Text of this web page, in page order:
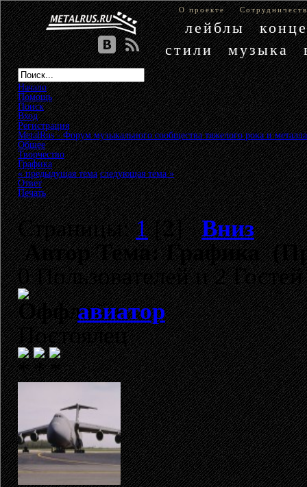
О проекте
лейблы
стили
музыка
Начало
Помощь
Поиск
Вход
Регистрация
MetalRus - Форум музыкального сообщества тяжелого рока и металла
Общее»
Творчество»
Графика
« предыдущая тема следующая тема »
Ответ
Печать
Страницы:1[2]Вниз
АвторТема: Графика
0 Пользователей и 2
авиатор
Постоялец